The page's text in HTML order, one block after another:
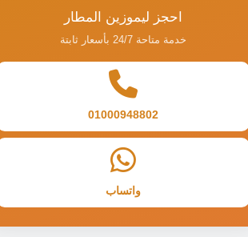
احجز ليموزين المطار
خدمة متاحة 24/7 بأسعار ثابتة
01000948802
واتساب